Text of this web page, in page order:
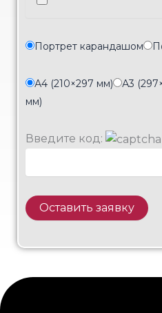
Портрет карандашом
А4 (210×297 мм) А3
мм)
Введите код: